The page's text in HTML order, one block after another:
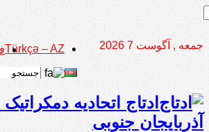
جمعه , آگوست 7 2026 Türkçə – AZ
ادتاج اتحادیه
آذربایجان جنوبی